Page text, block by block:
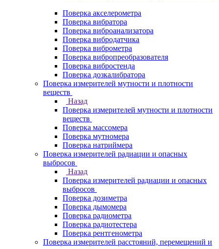
Поверка акселерометра
Поверка вибратора
Поверка виброанализатора
Поверка вибродатчика
Поверка виброметра
Поверка вибропреобразователя
Поверка вибростенда
Поверка дозкалибратора
Поверка измерителей мутности и плотности
веществ
Назад
Поверка измерителей мутности и плотности
веществ
Поверка массомера
Поверка мутномера
Поверка натриймера
Поверка измерителей радиации и опасных
выбросов
Назад
Поверка измерителей радиации и опасных
выбросов
Поверка дозиметра
Поверка дымомера
Поверка радиометра
Поверка радиотестера
Поверка рентгенометра
Поверка измерителей расстояний, перемещений и